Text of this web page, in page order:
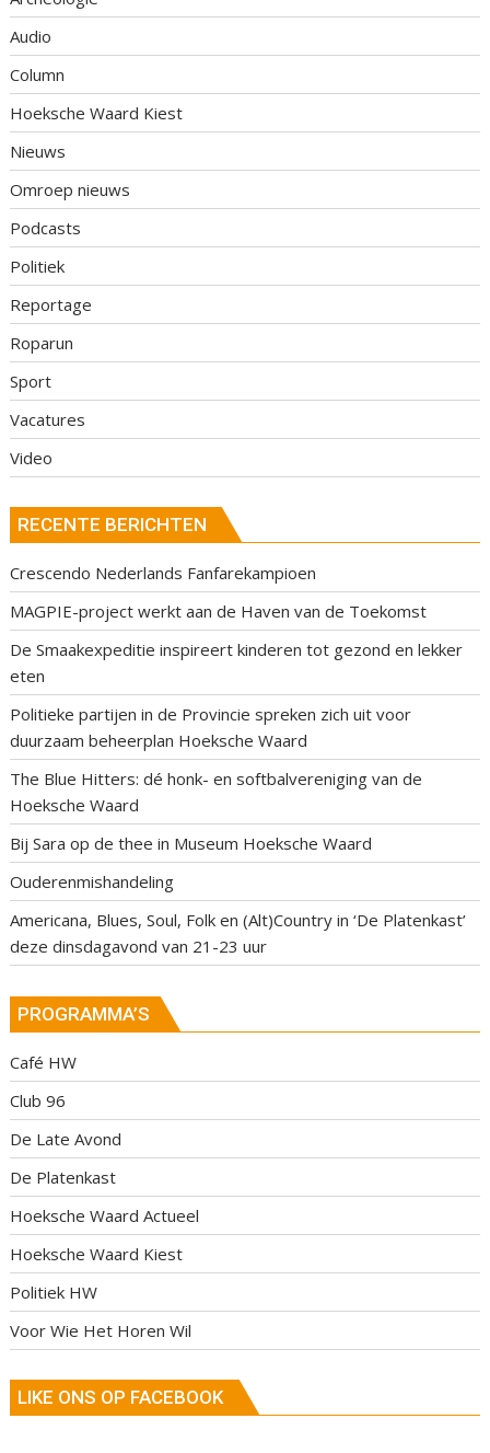
Audio
Column
Hoeksche Waard Kiest
Nieuws
Omroep nieuws
Podcasts
Politiek
Reportage
Roparun
Sport
Vacatures
Video
RECENTE BERICHTEN
Crescendo Nederlands Fanfarekampioen
MAGPIE-project werkt aan de Haven van de Toekomst
De Smaakexpeditie inspireert kinderen tot gezond en lekker
eten
Politieke partijen in de Provincie spreken zich uit voor
duurzaam beheerplan Hoeksche Waard
The Blue Hitters: dé honk- en softbalvereniging van de
Hoeksche Waard
Bij Sara op de thee in Museum Hoeksche Waard
Ouderenmishandeling
Americana, Blues, Soul, Folk en (Alt)Country in ‘De Platenkast’
deze dinsdagavond van 21-23 uur
PROGRAMMA’S
Café HW
Club 96
De Late Avond
De Platenkast
Hoeksche Waard Actueel
Hoeksche Waard Kiest
Politiek HW
Voor Wie Het Horen Wil
LIKE ONS OP FACEBOOK